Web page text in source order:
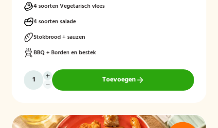
garnalenalternatief en groenteburger. Het arrangement wordt
aangevuld met verschillende salades, sauzen, vers afgebakken
stokbrood en kruidenboter. De barbecue, borden en het bestek zijn
inbegrepen, en de cateringservice verzorgt zowel de bezorging als
het ophalen van de materialen.
4 soorten Vegetarisch vlees
4 soorten salade
Stokbrood + sauzen
BBQ + Borden en bestek
Toevoegen